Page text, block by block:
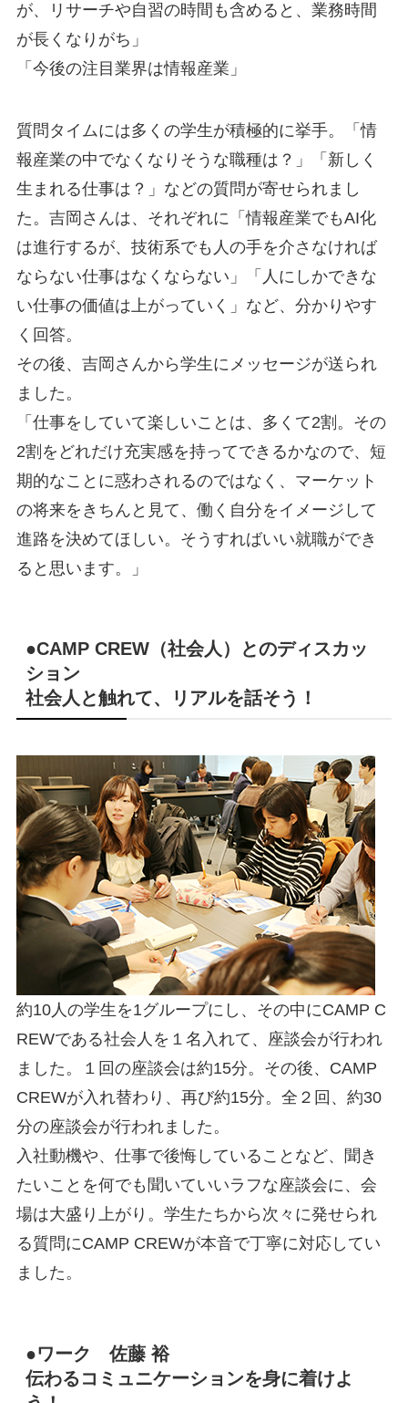
が、リサーチや自習の時間も含めると、業務時間
が長くなりがち」
「今後の注目業界は情報産業」
質問タイムには多くの学生が積極的に挙手。「情
報産業の中でなくなりそうな職種は？」「新しく
生まれる仕事は？」などの質問が寄せられまし
た。吉岡さんは、それぞれに「情報産業でもAI化
は進行するが、技術系でも人の手を介さなければ
ならない仕事はなくならない」「人にしかできな
い仕事の価値は上がっていく」など、分かりやす
く回答。
その後、吉岡さんから学生にメッセージが送られ
ました。
「仕事をしていて楽しいことは、多くて2割。その
2割をどれだけ充実感を持ってできるかなので、短
期的なことに惑わされるのではなく、マーケット
の将来をきちんと見て、働く自分をイメージして
進路を決めてほしい。そうすればいい就職ができ
ると思います。」
●CAMP CREW（社会人）とのディスカッ
ション
社会人と触れて、リアルを話そう！
約10人の学生を1グループにし、その中にCAMP C
REWである社会人を１名入れて、座談会が行われ
ました。１回の座談会は約15分。その後、CAMP
CREWが入れ替わり、再び約15分。全２回、約30
分の座談会が行われました。
入社動機や、仕事で後悔していることなど、聞き
たいことを何でも聞いていいラフな座談会に、会
場は大盛り上がり。学生たちから次々に発せられ
る質問にCAMP CREWが本音で丁寧に対応してい
ました。
●ワーク 佐藤 裕
伝わるコミュニケーションを身に着けよ